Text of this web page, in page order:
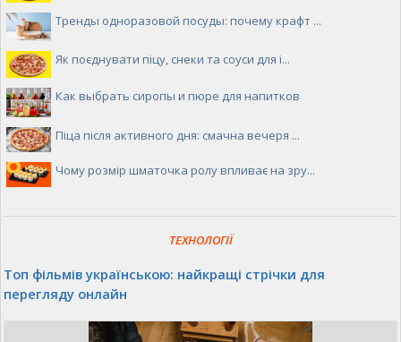
Тренды одноразовой посуды: почему крафт ...
Як поєднувати піцу, снеки та соуси для і...
Как выбрать сиропы и пюре для напитков
Піца після активного дня: смачна вечеря ...
Чому розмір шматочка ролу впливає на зру...
ТЕХНОЛОГІЇ
Топ фільмів українською: найкращі стрічки для
перегляду онлайн